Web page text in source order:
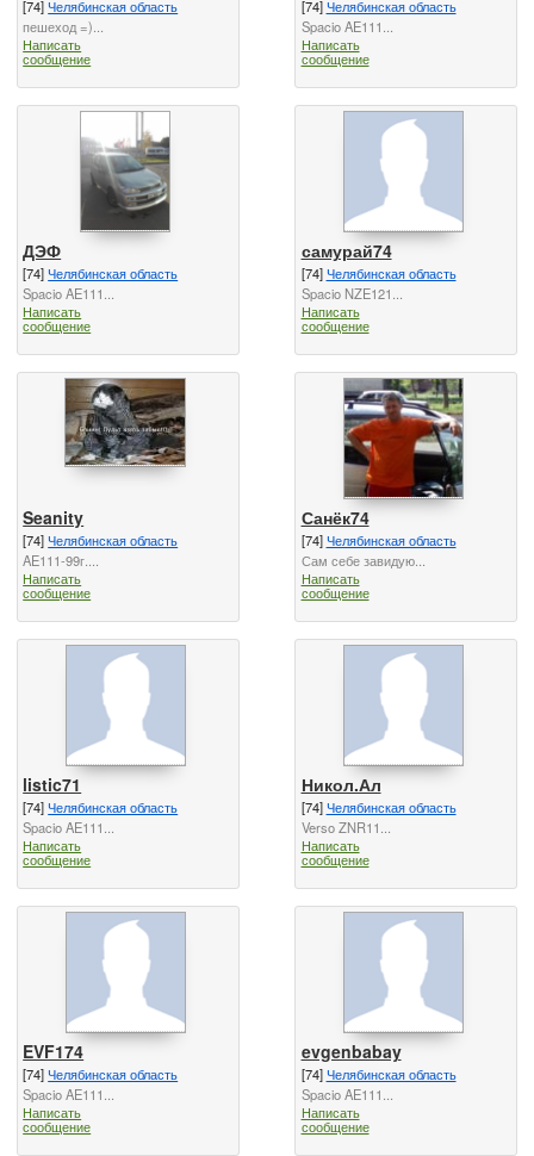
[74]Челябинская область
пешеход =)...
Написать
сообщение
[74]Челябинская область
Spacio AE111...
Написать
сообщение
ДЭФ
[74]Челябинская область
Spacio AE111...
Написать
сообщение
самурай74
[74]Челябинская область
Spacio NZE121...
Написать
сообщение
Seanity
[74]Челябинская область
AE111-99г....
Написать
сообщение
Санёк74
[74]Челябинская область
Сам себе завидую...
Написать
сообщение
listic71
[74]Челябинская область
Spacio AE111...
Написать
сообщение
Никол.Ал
[74]Челябинская область
Verso ZNR11...
Написать
сообщение
EVF174
[74]Челябинская область
Spacio AE111...
Написать
сообщение
evgenbabay
[74]Челябинская область
Spacio AE111...
Написать
сообщение